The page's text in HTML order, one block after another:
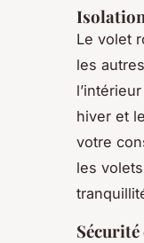
Le volet
les
hiver et
votre
les